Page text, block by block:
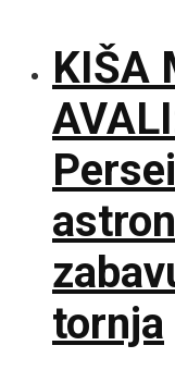
KIŠA
tornja